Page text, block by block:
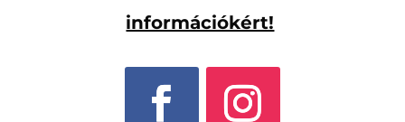
információkért!